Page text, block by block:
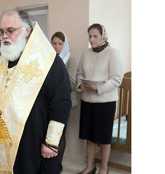
Великомученик Георгий Победоносец. Научись у
святого
Роман Котов